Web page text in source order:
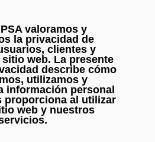
valoramos y
la privacidad de
clientes y
web. La presente
describe cómo
utilizamos y
información personal
proporciona al utilizar
web y nuestros